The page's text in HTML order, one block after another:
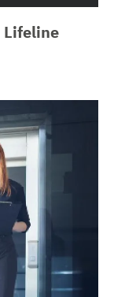
Lifeline